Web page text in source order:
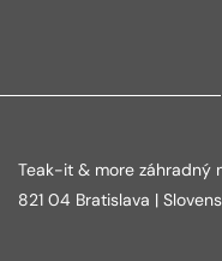
Teak-it & more záhradný
821 04 Bratislava |